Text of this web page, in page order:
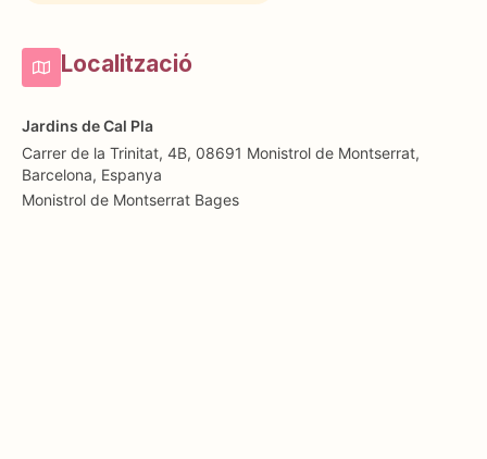
Localització
Jardins de Cal Pla
Carrer de la Trinitat, 4B, 08691 Monistrol de Montserrat,
Barcelona, Espanya
Monistrol de Montserrat Bages